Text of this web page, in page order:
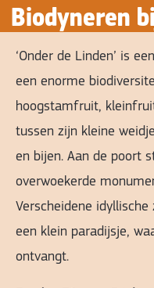
Biodyneren
‘Onder de Linden’ is
een enorme
hoogstamfruit,
tussen zijn kleine
en bijen. Aan de poort
overwoekerde
Verscheidene
een klein paradijsje,
ontvangt.